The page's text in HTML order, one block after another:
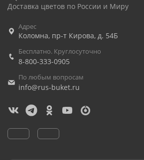
Доставка цветов по России и Миру
Адрес
Коломна, пр-т Кирова, д. 54Б
Бесплатно. Круглосуточно
8-800-333-0905
По любым вопросам
info@rus-buket.ru